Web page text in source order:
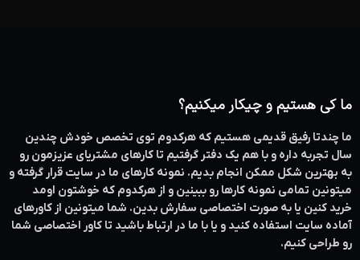
ما کی هستیم و چیکار میکنیم؟
ما چندتا رفیق قدیمی هستیم که هرکدوم توی تخصص خودش چندین
سال تجربه داره و با هم یک دفتر گرفتیم تا کارهای مشتریای عزیزمون رو
به بهترین شکل ممکن انجام بدیم. نمونه کارهای ما در سایت قرار گرفته و
میتونین تمامی نمونه کارها رو ببینین و از هرکدوم که خوشتون اومد
خرید کنین یا به صورت اختصاصی سفارش بدین. شما میتونین از کاورهای
آماده سایت استفاده کنید و یا با ما در ارتباط باشید تا کاور اختصاصی شما
رو طراحی کنیم.